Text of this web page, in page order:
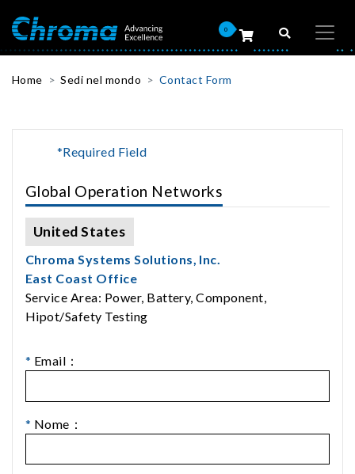
0
Home Sedi nel mondo Contact Form
*Required Field
Global Operation Networks
United States
Chroma Systems Solutions, Inc.
East Coast Office
Service Area: Power, Battery, Component,
Hipot/Safety Testing
* Email：
* Nome：